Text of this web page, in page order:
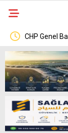
CHP Genel
İran halkı